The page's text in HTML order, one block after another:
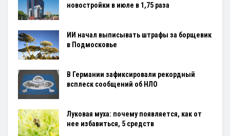
новостройки в июле в 1,75 раза
ИИ начал выписывать штрафы за борщевик
в Подмосковье
В Германии зафиксировали рекордный
всплеск сообщений об НЛО
Луковая муха: почему появляется, как от
нее избавиться, 5 средств